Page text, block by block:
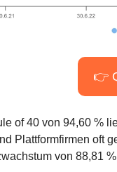
👉
of 40 von 94,60 %
Plattformfirmen oft
von 88,81